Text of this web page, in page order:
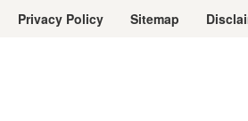
Privacy Policy Sitemap